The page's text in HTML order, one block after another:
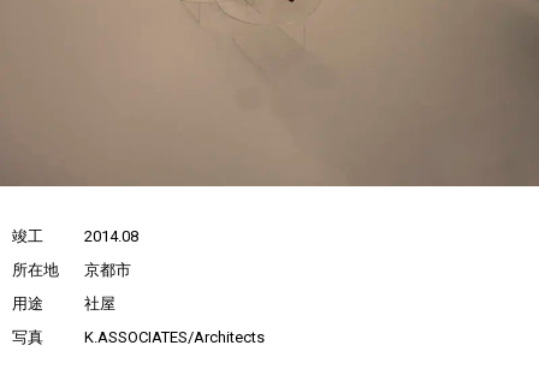
竣工
2014.08
所在地
京都市
用途
社屋
写真
K.ASSOCIATES/Architects